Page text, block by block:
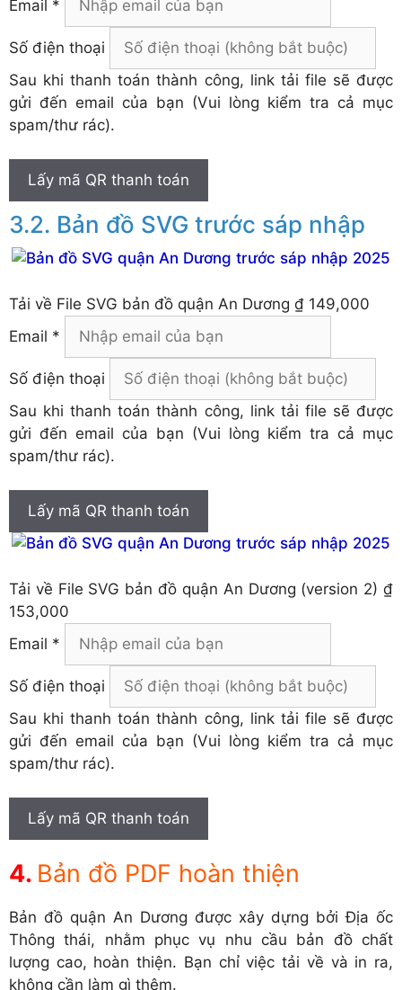
Email *
Số điện thoại
Sau khi thanh toán thành công, link tải file sẽ được
gửi đến email của bạn (Vui lòng kiểm tra cả mục
spam/thư rác).
Lấy mã QR thanh toán
Bản đồ SVG trước sáp nhập
Tải về File SVG bản đồ quận An Dương ₫ 149,000
Email *
Số điện thoại
Sau khi thanh toán thành công, link tải file sẽ được
gửi đến email của bạn (Vui lòng kiểm tra cả mục
spam/thư rác).
Lấy mã QR thanh toán
Tải về File SVG bản đồ quận An Dương (version 2) ₫
153,000
Email *
Số điện thoại
Sau khi thanh toán thành công, link tải file sẽ được
gửi đến email của bạn (Vui lòng kiểm tra cả mục
spam/thư rác).
Lấy mã QR thanh toán
Bản đồ PDF hoàn thiện
Bản đồ quận An Dương được xây dựng bởi Địa ốc
Thông thái, nhằm phục vụ nhu cầu bản đồ chất
lượng cao, hoàn thiện. Bạn chỉ việc tải về và in ra,
không cần làm gì thêm.